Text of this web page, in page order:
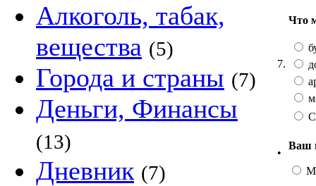
Алкоголь, табак,
вещества (5)
Города и страны (7)
Деньги, Финансы
(13)
Дневник (7)
7.
Что
•
Ваш